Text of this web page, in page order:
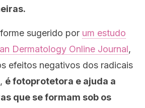
sugerido por um estudo
Dermatology Online Journal,
efeitos negativos dos radicais
é fotoprotetora e ajuda a
que se formam sob os